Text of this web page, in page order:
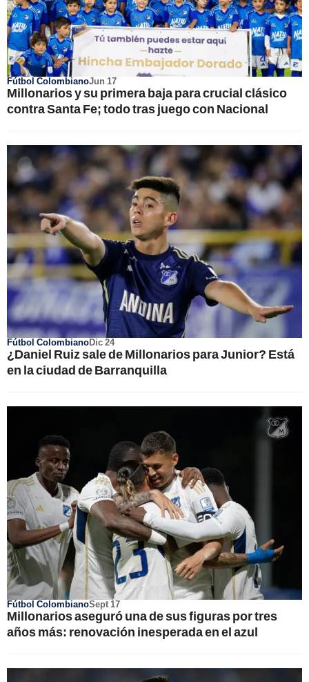
Fútbol ColombianoJun 17
Millonarios y su primera baja para crucial clásico
contra Santa Fe; todo tras juego con Nacional
Fútbol ColombianoDic 24
¿Daniel Ruiz sale de Millonarios para Junior? Está
en la ciudad de Barranquilla
Fútbol ColombianoSept 17
Millonarios aseguró una de sus figuras por tres
años más: renovación inesperada en el azul